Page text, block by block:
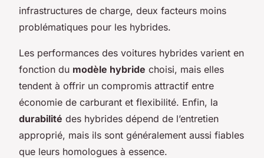
infrastructures de charge, deux facteurs moins
problématiques pour les hybrides.
Les performances des voitures hybrides varient en
fonction du modèle hybride choisi, mais elles
tendent à offrir un compromis attractif entre
économie de carburant et flexibilité. Enfin, la
durabilité des hybrides dépend de l’entretien
approprié, mais ils sont généralement aussi fiables
que leurs homologues à essence.